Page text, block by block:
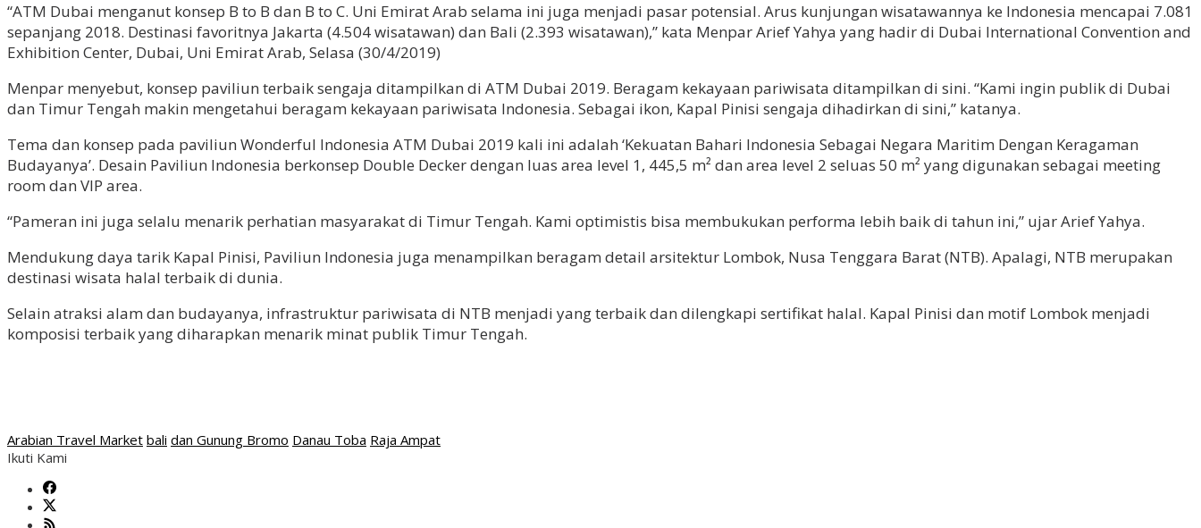
“ATM Dubai menganut konsep B to B dan B to C. Uni Emirat Arab selama ini juga menjadi pasar potensial. Arus kunjungan wisatawannya ke Indonesia mencapai 7.081
sepanjang 2018. Destinasi favoritnya Jakarta (4.504 wisatawan) dan Bali (2.393 wisatawan),” kata Menpar Arief Yahya yang hadir di Dubai International Convention and
Exhibition Center, Dubai, Uni Emirat Arab, Selasa (30/4/2019)
Menpar menyebut, konsep paviliun terbaik sengaja ditampilkan di ATM Dubai 2019. Beragam kekayaan pariwisata ditampilkan di sini. “Kami ingin publik di Dubai
dan Timur Tengah makin mengetahui beragam kekayaan pariwisata Indonesia. Sebagai ikon, Kapal Pinisi sengaja dihadirkan di sini,” katanya.
Tema dan konsep pada paviliun Wonderful Indonesia ATM Dubai 2019 kali ini adalah ‘Kekuatan Bahari Indonesia Sebagai Negara Maritim Dengan Keragaman
Budayanya’. Desain Paviliun Indonesia berkonsep Double Decker dengan luas area level 1, 445,5 m² dan area level 2 seluas 50 m² yang digunakan sebagai meeting
room dan VIP area.
“Pameran ini juga selalu menarik perhatian masyarakat di Timur Tengah. Kami optimistis bisa membukukan performa lebih baik di tahun ini,” ujar Arief Yahya.
Mendukung daya tarik Kapal Pinisi, Paviliun Indonesia juga menampilkan beragam detail arsitektur Lombok, Nusa Tenggara Barat (NTB). Apalagi, NTB merupakan
destinasi wisata halal terbaik di dunia.
Selain atraksi alam dan budayanya, infrastruktur pariwisata di NTB menjadi yang terbaik dan dilengkapi sertifikat halal. Kapal Pinisi dan motif Lombok menjadi
komposisi terbaik yang diharapkan menarik minat publik Timur Tengah.
Arabian Travel Market bali dan Gunung Bromo Danau Toba Raja Ampat
Ikuti Kami